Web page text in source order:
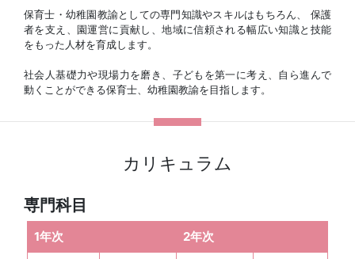
保育士・幼稚園教諭としての専門知識やスキルはもちろん、 保護
者を支え、園運営に貢献し、地域に信頼される幅広い知識と技能
をもった人材を育成します。
社会人基礎力や現場力を磨き、子どもを第一に考え、自ら進んで
動くことができる保育士、幼稚園教諭を目指します。
カリキュラム
専門科目
1年次 2年次